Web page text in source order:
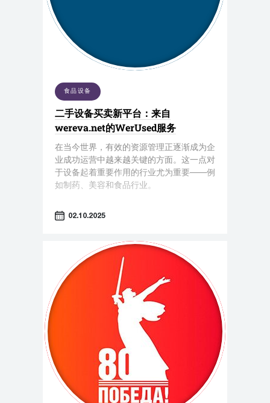
食品设备
二手设备买卖新平台：来自
wereva.net的WerUsed服务
在当今世界，有效的资源管理正逐渐成为企
业成功运营中越来越关键的方面。这一点对
于设备起着重要作用的行业尤为重要——例
如制药、美容和食品行业。
02.10.2025